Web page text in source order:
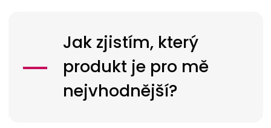
Jak zjistím, který
produkt je pro mě
nejvhodnější?